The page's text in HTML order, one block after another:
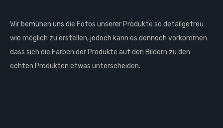
Wir bemühen uns die Fotos unserer Produkte so detailgetreu
wie möglich zu erstellen, jedoch kann es dennoch vorkommen
dass sich die Farben der Produkte auf den Bildern zu den
echten Produkten etwas unterscheiden.